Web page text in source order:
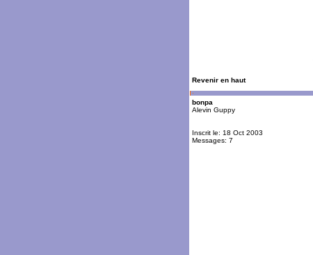
Revenir en haut
bonpa
Alevin Guppy
Inscrit le: 18 Oct 2003
Messages: 7